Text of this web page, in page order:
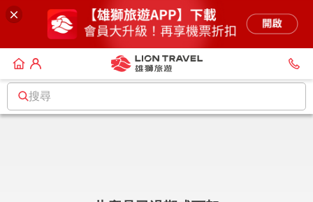
搜尋